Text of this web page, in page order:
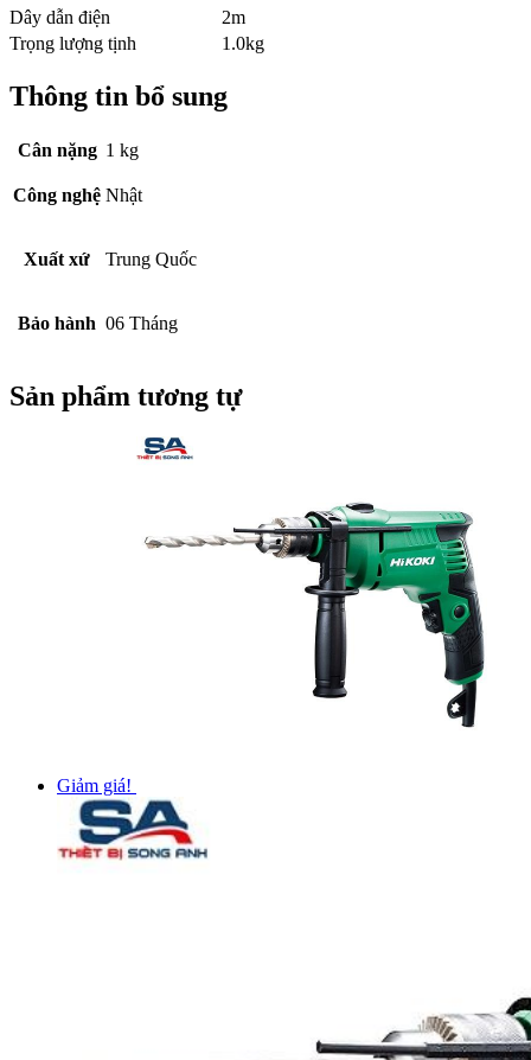
Dây dẫn điện
2m
Trọng lượng tịnh
1.0kg
Thông tin bổ sung
Cân nặng 1 kg
Công nghệ Nhật
Xuất xứ Trung Quốc
Bảo hành 06 Tháng
Sản phẩm tương tự
Giảm giá!